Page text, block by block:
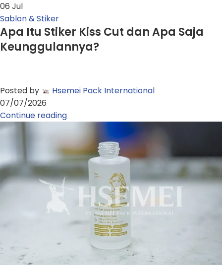
06 Jul
Sablon & Stiker
Apa Itu Stiker Kiss Cut dan Apa Saja
Keunggulannya?
Posted by
Hsemei Pack International
07/07/2026
Continue reading